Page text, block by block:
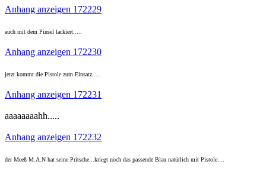
Anhang anzeigen 172229
auch mit dem Pinsel lackiert.....
Anhang anzeigen 172230
jetzt kommt die Pistole zum Einsatz.....
Anhang anzeigen 172231
aaaaaaaahh.....
Anhang anzeigen 172232
der Meeß M.A.N hat seine Pritsche...kriegt noch das passende Blau natürlich mit Pistole....